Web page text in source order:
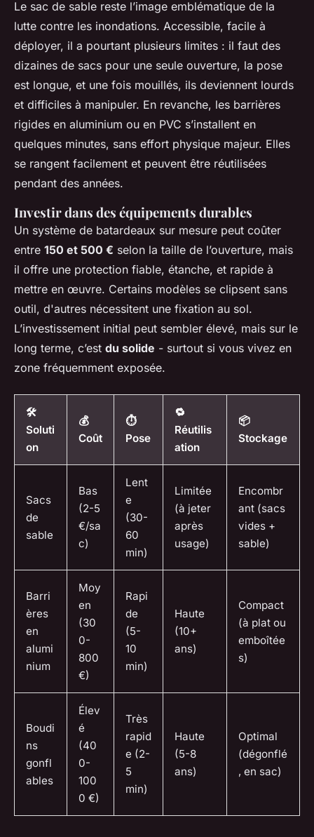
Le sac de sable reste l’image emblématique de la
lutte contre les inondations. Accessible, facile à
déployer, il a pourtant plusieurs limites : il faut des
dizaines de sacs pour une seule ouverture, la pose
est longue, et une fois mouillés, ils deviennent lourds
et difficiles à manipuler. En revanche, les barrières
rigides en aluminium ou en PVC s’installent en
quelques minutes, sans effort physique majeur. Elles
se rangent facilement et peuvent être réutilisées
pendant des années.
Investir dans des équipements durables
Un système de batardeaux sur mesure peut coûter
entre 150 et 500 € selon la taille de l’ouverture, mais
il offre une protection fiable, étanche, et rapide à
mettre en œuvre. Certains modèles se clipsent sans
outil, d'autres nécessitent une fixation au sol.
L’investissement initial peut sembler élevé, mais sur le
long terme, c’est du solide - surtout si vous vivez en
zone fréquemment exposée.
🛠️
Soluti
on
💰
Coût
⏱️
Pose
🔁
Réutilis
ation
📦
Stockage
Sacs
de
sable
Bas
(2-5
€/sa
c)
Lent
e
(30-
60
min)
Limitée
(à jeter
après
usage)
Encombr
ant (sacs
vides +
sable)
Barri
ères
en
alumi
nium
Moy
en
(30
0-
800
€)
Rapi
de
(5-
10
min)
Haute
(10+
ans)
Compact
(à plat ou
emboîtée
s)
Boudi
ns
gonfl
ables
Élev
é
(40
0-
100
0 €)
Très
rapid
e (2-
5
min)
Haute
(5-8
ans)
Optimal
(dégonflé
, en sac)